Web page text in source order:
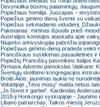
Devyniolika būsimų palaimintųjų,
Popiežiaus homilija. Juozapas –
Popiežius gimimo dieną šventė su
Popiežius sekmadienio vidudienį.
Pakistanas: mirtinas išpuolis prieš
Australijos komisijos ataskaita apie
Niujorko arkivyskupija pabrėžia
Popiežiaus gimimo dieną pradeda veikti
Pranciškaus susitikimas pasaulietinės
Popiežių Pranciškų pasveikino Italijos
Pirmasis Advento pamokslas Vatikane:
Šventųjų skelbimo kongregacijos
Brolis Alois: jaunimas laukia ne
Vokietijoje „Tėve mūsų“ malda nebus
„Jo šlovei ir garbei“. Kardinolas
2018-ji Honkongo vyskupijoje - Jaunimo
Libano patriarchas: Taikos miestą